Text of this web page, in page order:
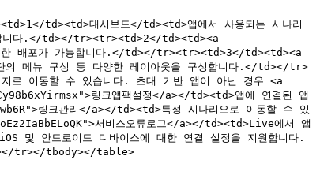
td><td>대시보드</td><td>앱에서 사용되는 시나리
합니다.</td></tr><tr><td>2</td><td><a
한 배포가 가능합니다.</td></tr><tr><td>3</td><td><a
메뉴 구성 등 다양한 레이아웃을 구성합니다.</td></tr>
로 이동할 수 있습니다. 초대 기반 앱이 아닌 경우 <a
링크앱팩설정</a></td><td>앱에 연결된 앱
링크관리</a></td><td>특정 시나리오로 이동할 수 있
서비스오류로그</a></td><td>Live에서 앱
안드로이드 디바이스에 대한 연결 설정을 지원합니다.
tr></tbody></table>